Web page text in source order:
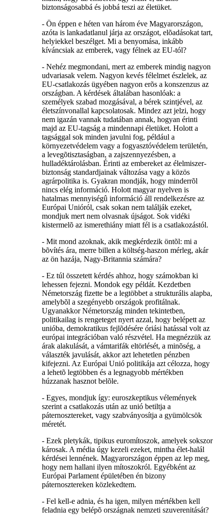
biztonságosabbá és jobbá teszi az életüket.
- Ön éppen e héten van három éve Magyarországon,
azóta is lankadatlanul járja az országot, elõadásokat tart,
helyiekkel beszélget. Mi a benyomása, inkább
kíváncsiak az emberek, vagy félnek az EU-tól?
- Nehéz megmondani, mert az emberek mindig nagyon
udvariasak velem. Nagyon kevés félelmet észlelek, az
EU-csatlakozás ügyében nagyon erõs a konszenzus az
országban. A kérdések általában hasonlóak: a
személyek szabad mozgásával, a bérek szintjével, az
életszínvonallal kapcsolatosak. Mindez azt jelzi, hogy
nem igazán vannak tudatában annak, hogyan érinti
majd az EU-tagság a mindennapi életüket. Holott a
tagsággal sok minden javulni fog, például a
környezetvédelem vagy a fogyasztóvédelem területén,
a levegõtisztaságban, a zajszennyezésben, a
hulladéktárolásban. Érinti az embereket az élelmiszer-
biztonság standardjainak változása vagy a közös
agrárpolitika is. Gyakran mondják, hogy minderrõl
nincs elég információ. Holott magyar nyelven is
hatalmas mennyiségû információ áll rendelkezésre az
Európai Unióról, csak sokan nem találják ezeket,
mondjuk mert nem olvasnak újságot. Sok vidéki
kistermelõ az ismerethiány miatt fél is a csatlakozástól.
- Mit mond azoknak, akik megkérdezik öntõl: mi a
bõvítés ára, merre billen a költség-haszon mérleg, akár
az ön hazája, Nagy-Britannia számára?
- Ez túl összetett kérdés ahhoz, hogy számokban ki
lehessen fejezni. Mondok egy példát. Kezdetben
Németország fizette be a legtöbbet a strukturális alapba,
amelybõl a szegényebb országok profitálnak.
Ugyanakkor Németország minden tekintetben,
politikailag is rengeteget nyert azzal, hogy belépett az
unióba, demokratikus fejlõdésére óriási hatással volt az
európai integrációban való részvétel. Ha megnézzük az
árak alakulását, a vámtarifák eltörlését, a minõség, a
választék javulását, akkor azt lehetetlen pénzben
kifejezni. Az Európai Unió politikája azt célozza, hogy
a lehetõ legtöbben és a legnagyobb mértékben
húzzanak hasznot belõle.
- Egyes, mondjuk így: euroszkeptikus vélemények
szerint a csatlakozás után az unió betiltja a
páternosztereket, vagy szabványosítja a gyümölcsök
méretét.
- Ezek pletykák, tipikus euromítoszok, amelyek sokszor
károsak. A média úgy kezeli ezeket, mintha élet-halál
kérdései lennének. Magyarországon éppen az lep meg,
hogy nem hallani ilyen mítoszokról. Egyébként az
Európai Parlament épületében én bizony
páternosztereken közlekedtem.
- Fel kell-e adnia, és ha igen, milyen mértékben kell
feladnia egy belépõ országnak nemzeti szuverenitását?